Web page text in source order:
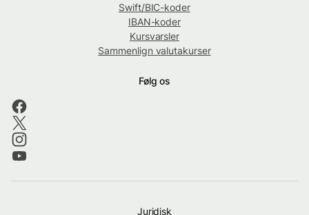
Swift/BIC-koder
IBAN-koder
Kursvarsler
Sammenlign valutakurser
Følg os
Juridisk